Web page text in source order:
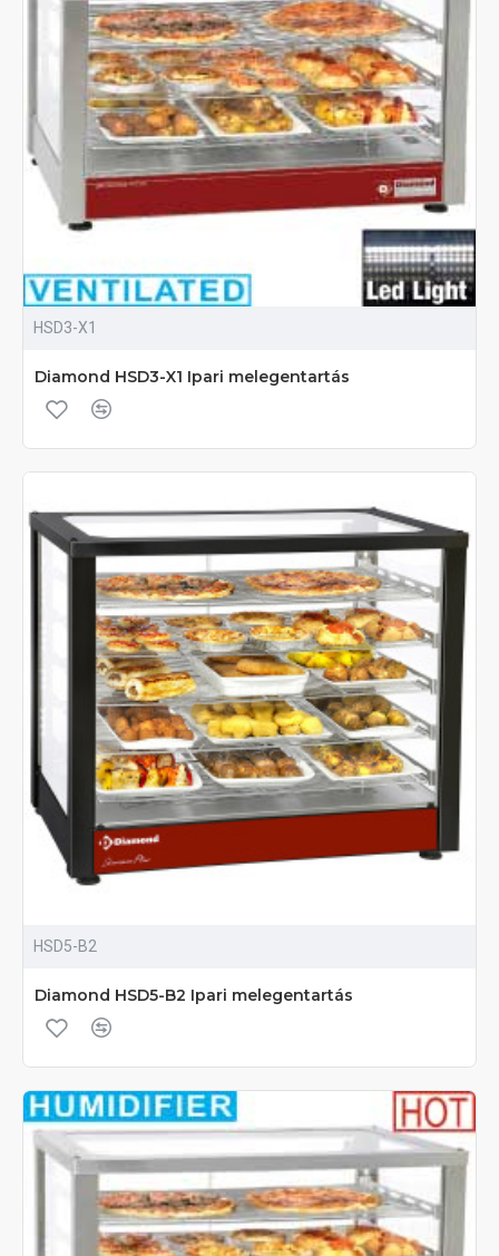
HSD3-X1
Diamond HSD3-X1 Ipari melegentartás
HSD5-B2
Diamond HSD5-B2 Ipari melegentartás